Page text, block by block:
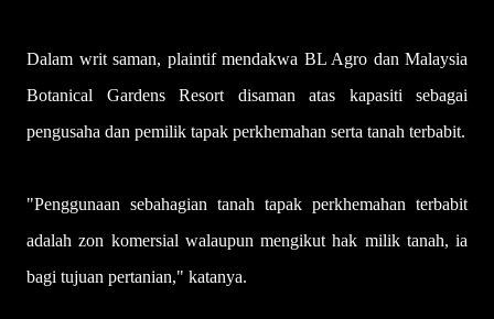
Dalam writ saman, plaintif mendakwa BL Agro dan Malaysia
Botanical Gardens Resort disaman atas kapasiti sebagai
pengusaha dan pemilik tapak perkhemahan serta tanah terbabit.
"Penggunaan sebahagian tanah tapak perkhemahan terbabit
adalah zon komersial walaupun mengikut hak milik tanah, ia
bagi tujuan pertanian," katanya.